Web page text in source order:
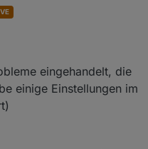
true und countFalseSetting
immer noch problem,
durchläufen auf false - vielleicht funktioniert das
nicht so einfach
eingehandelt, die
einige Einstellungen im